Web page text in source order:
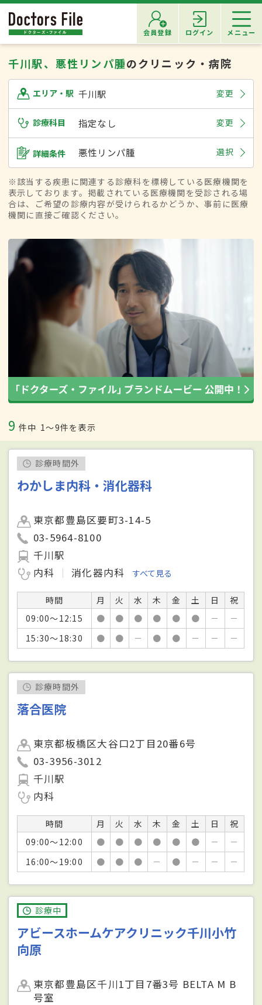
会員登録 ログイン メニュー
千川駅、悪性リンパ腫のクリニック・病院
エリア・駅 千川駅 変更
診療科目 指定なし 変更
詳細条件 悪性リンパ腫 選択
※該当する疾患に関連する診療科を標榜している医療機関を
表示しております。掲載されている医療機関を受診される場
合は、ご希望の診療内容が受けられるかどうか、事前に医療
機関に直接ご確認ください。
9 件中 1〜9件を表示
診療時間外
わかしま内科・消化器科
東京都豊島区要町3-14-5
03-5964-8100
千川駅
内科
消化器内科 すべて見る
時間 月 火 水 木 金 土 日
祝
09:00～12:15
● ● ● ● ● ● －
－
15:30～18:30
● ● － ● ● － － －
診療時間外
落合医院
東京都板橋区大谷口2丁目20番6号
03-3956-3012
千川駅
内科
時間 月 火 水 木 金 土 日
祝
09:00～12:00
● ● ● ● ● ● －
－
16:00～19:00
● ● ● － ● － － －
診療中
アビースホームケアクリニック千川小竹
向原
東京都豊島区千川1丁目7番3号 BELTA M B
号室